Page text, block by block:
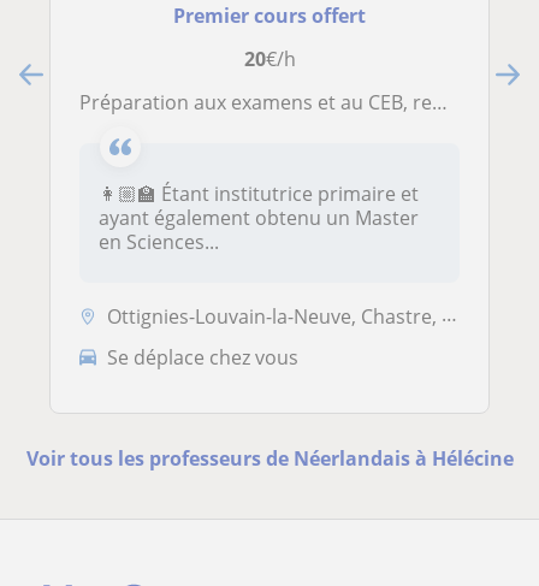
Premier cours offert
20€/h
Préparation aux examens et au CEB, remédiation scolaire, aide à l’organisation et à la gestion du stress
👩🏼‍🏫 Étant institutrice primaire et
ayant également obtenu un Master
en Sciences...
Ottignies-Louvain-la-Neuve, Chastre, Court-Saint-Étienne, Lasne, Mont-...
Se déplace chez vous
Voir tous les professeurs de Néerlandais à Hélécine